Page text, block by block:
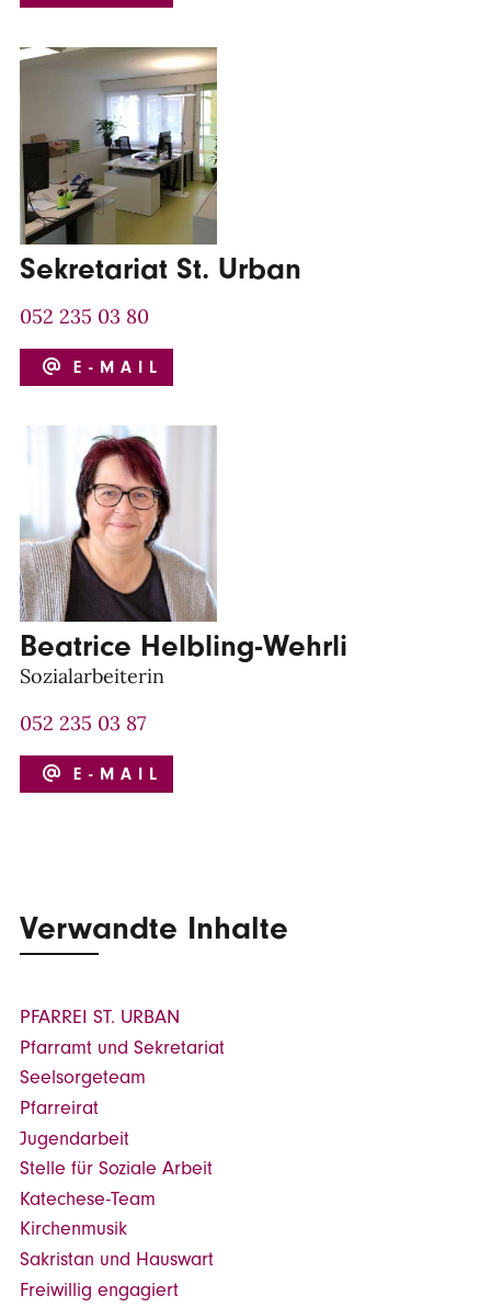
Sekretariat St. Urban
052 235 03 80
E-MAIL
Beatrice Helbling-Wehrli
Sozialarbeiterin
052 235 03 87
E-MAIL
Verwandte Inhalte
PFARREI ST. URBAN
Pfarramt und Sekretariat
Seelsorgeteam
Pfarreirat
Jugendarbeit
Stelle für Soziale Arbeit
Katechese-Team
Kirchenmusik
Sakristan und Hauswart
Freiwillig engagiert